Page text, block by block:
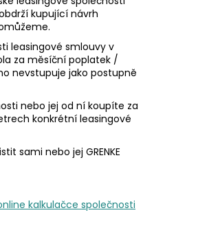
kupující návrh
leasingové smlouvy v
za měsíční poplatek /
nevstupuje jako postupně
nebo jej od ní koupíte za
konkrétní leasingové
sami nebo jej GRENKE
kalkulačce společnosti